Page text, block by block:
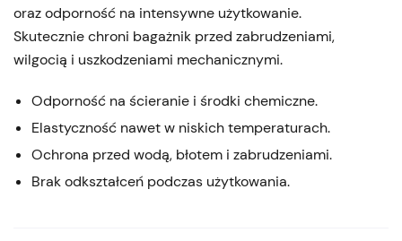
oraz odporność na intensywne użytkowanie.
Skutecznie chroni bagażnik przed zabrudzeniami,
wilgocią i uszkodzeniami mechanicznymi.
Odporność na ścieranie i środki chemiczne.
Elastyczność nawet w niskich temperaturach.
Ochrona przed wodą, błotem i zabrudzeniami.
Brak odkształceń podczas użytkowania.